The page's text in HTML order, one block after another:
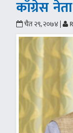
काँग्रेस
चैत २९, २०७४ |